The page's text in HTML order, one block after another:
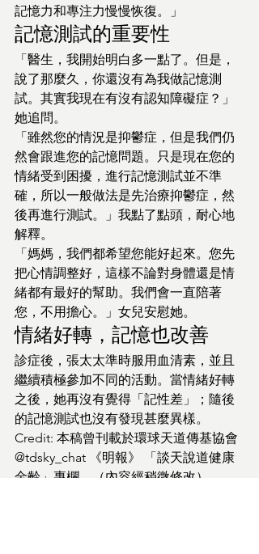
記憶力和專注力慢慢恢復。」
記憶測試的重要性
「醫生，我開始明白多一點了。但是，
說了那麼久，你還沒有為我做記憶測
試。其實我現在有沒有認知障礙症？」
她追問。
「雖然您的情況是抑鬱症，但是我們仍
然會跟進您的記憶問題。只是現在您的
情緒受到困擾，進行記憶測試並不準
確，所以一般做法是先治療抑鬱症，然
後再進行測試。」我點了點頭，耐心地
解釋。
「媽媽，我們都希望您能好起來。您先
把心情調整好，這樣不論對身體還是情
緒都有最好的幫助。我們會一直陪著
您，不用擔心。」女兒安慰她。
情緒好轉，記憶也改善
診症後，張太太準時服用血清素，並且
繼續積極參加不同的活動。當情緒好轉
之後，她再沒有覺得「記性差」；隨後
的記憶測試也沒有發現甚麼異樣。
Credit: 本稿曾刊載於環球天道傳基協會
@tdsky_chat 《明報》 「談天說道健康
金齡」專欄。（內容經稍微修改）